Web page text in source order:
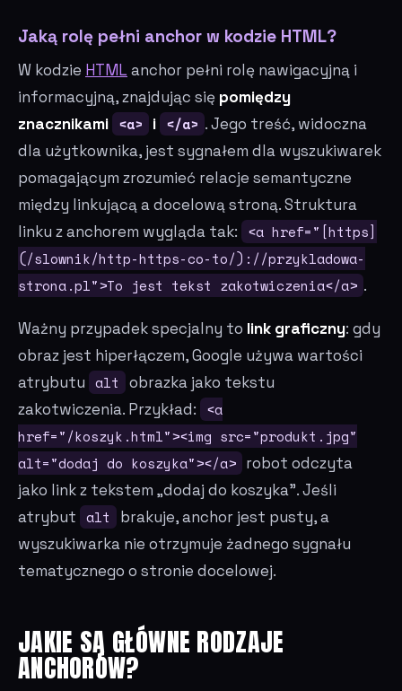
Jaką rolę pełni anchor w kodzie HTML?
W kodzie HTMLanchor pełni rolę nawigacyjną i
informacyjną, znajdując się pomiędzy
znacznikami <a> i </a> . Jego treść, widoczna
dla użytkownika, jest sygnałem dla wyszukiwarek
pomagającym zrozumieć relacje semantyczne
między linkującą a docelową stroną. Struktura
linku z anchorem wygląda tak: <a href="[https]
(/slownik/http-https-co-to/)://przykladowa-
strona.pl">To jest tekst zakotwiczenia</a> .
Ważny przypadek specjalny to link graficzny: gdy
obraz jest hiperłączem, Google używa wartości
atrybutu alt obrazka jako tekstu
zakotwiczenia. Przykład: <a
href="/koszyk.html"><img src="produkt.jpg"
alt="dodaj do koszyka"></a> robot odczyta
jako link z tekstem „dodaj do koszyka". Jeśli
atrybut alt
brakuje, anchor jest pusty, a
wyszukiwarka nie otrzymuje żadnego sygnału
tematycznego o stronie docelowej.
JAKIE SĄ GŁÓWNE RODZAJE
ANCHORÓW?